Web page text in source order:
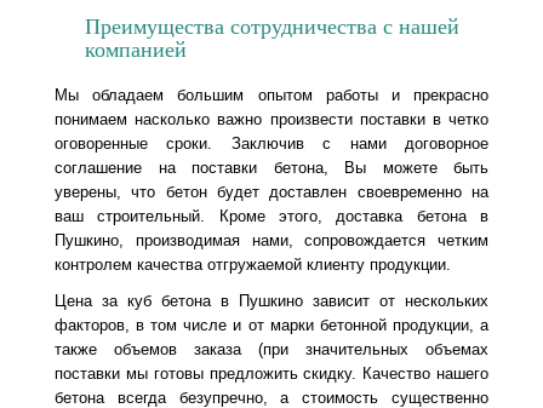
Преимущества сотрудничества с нашей
компанией
Мы обладаем большим опытом работы и прекрасно
понимаем насколько важно произвести поставки в четко
оговоренные сроки. Заключив с нами договорное
соглашение на поставки бетона, Вы можете быть
уверены, что бетон будет доставлен своевременно на
ваш строительный. Кроме этого, доставка бетона в
Пушкино, производимая нами, сопровождается четким
контролем качества отгружаемой клиенту продукции.
Цена за куб бетона в Пушкино зависит от нескольких
факторов, в том числе и от марки бетонной продукции, а
также объемов заказа (при значительных объемах
поставки мы готовы предложить скидку. Качество нашего
бетона всегда безупречно, а стоимость существенно